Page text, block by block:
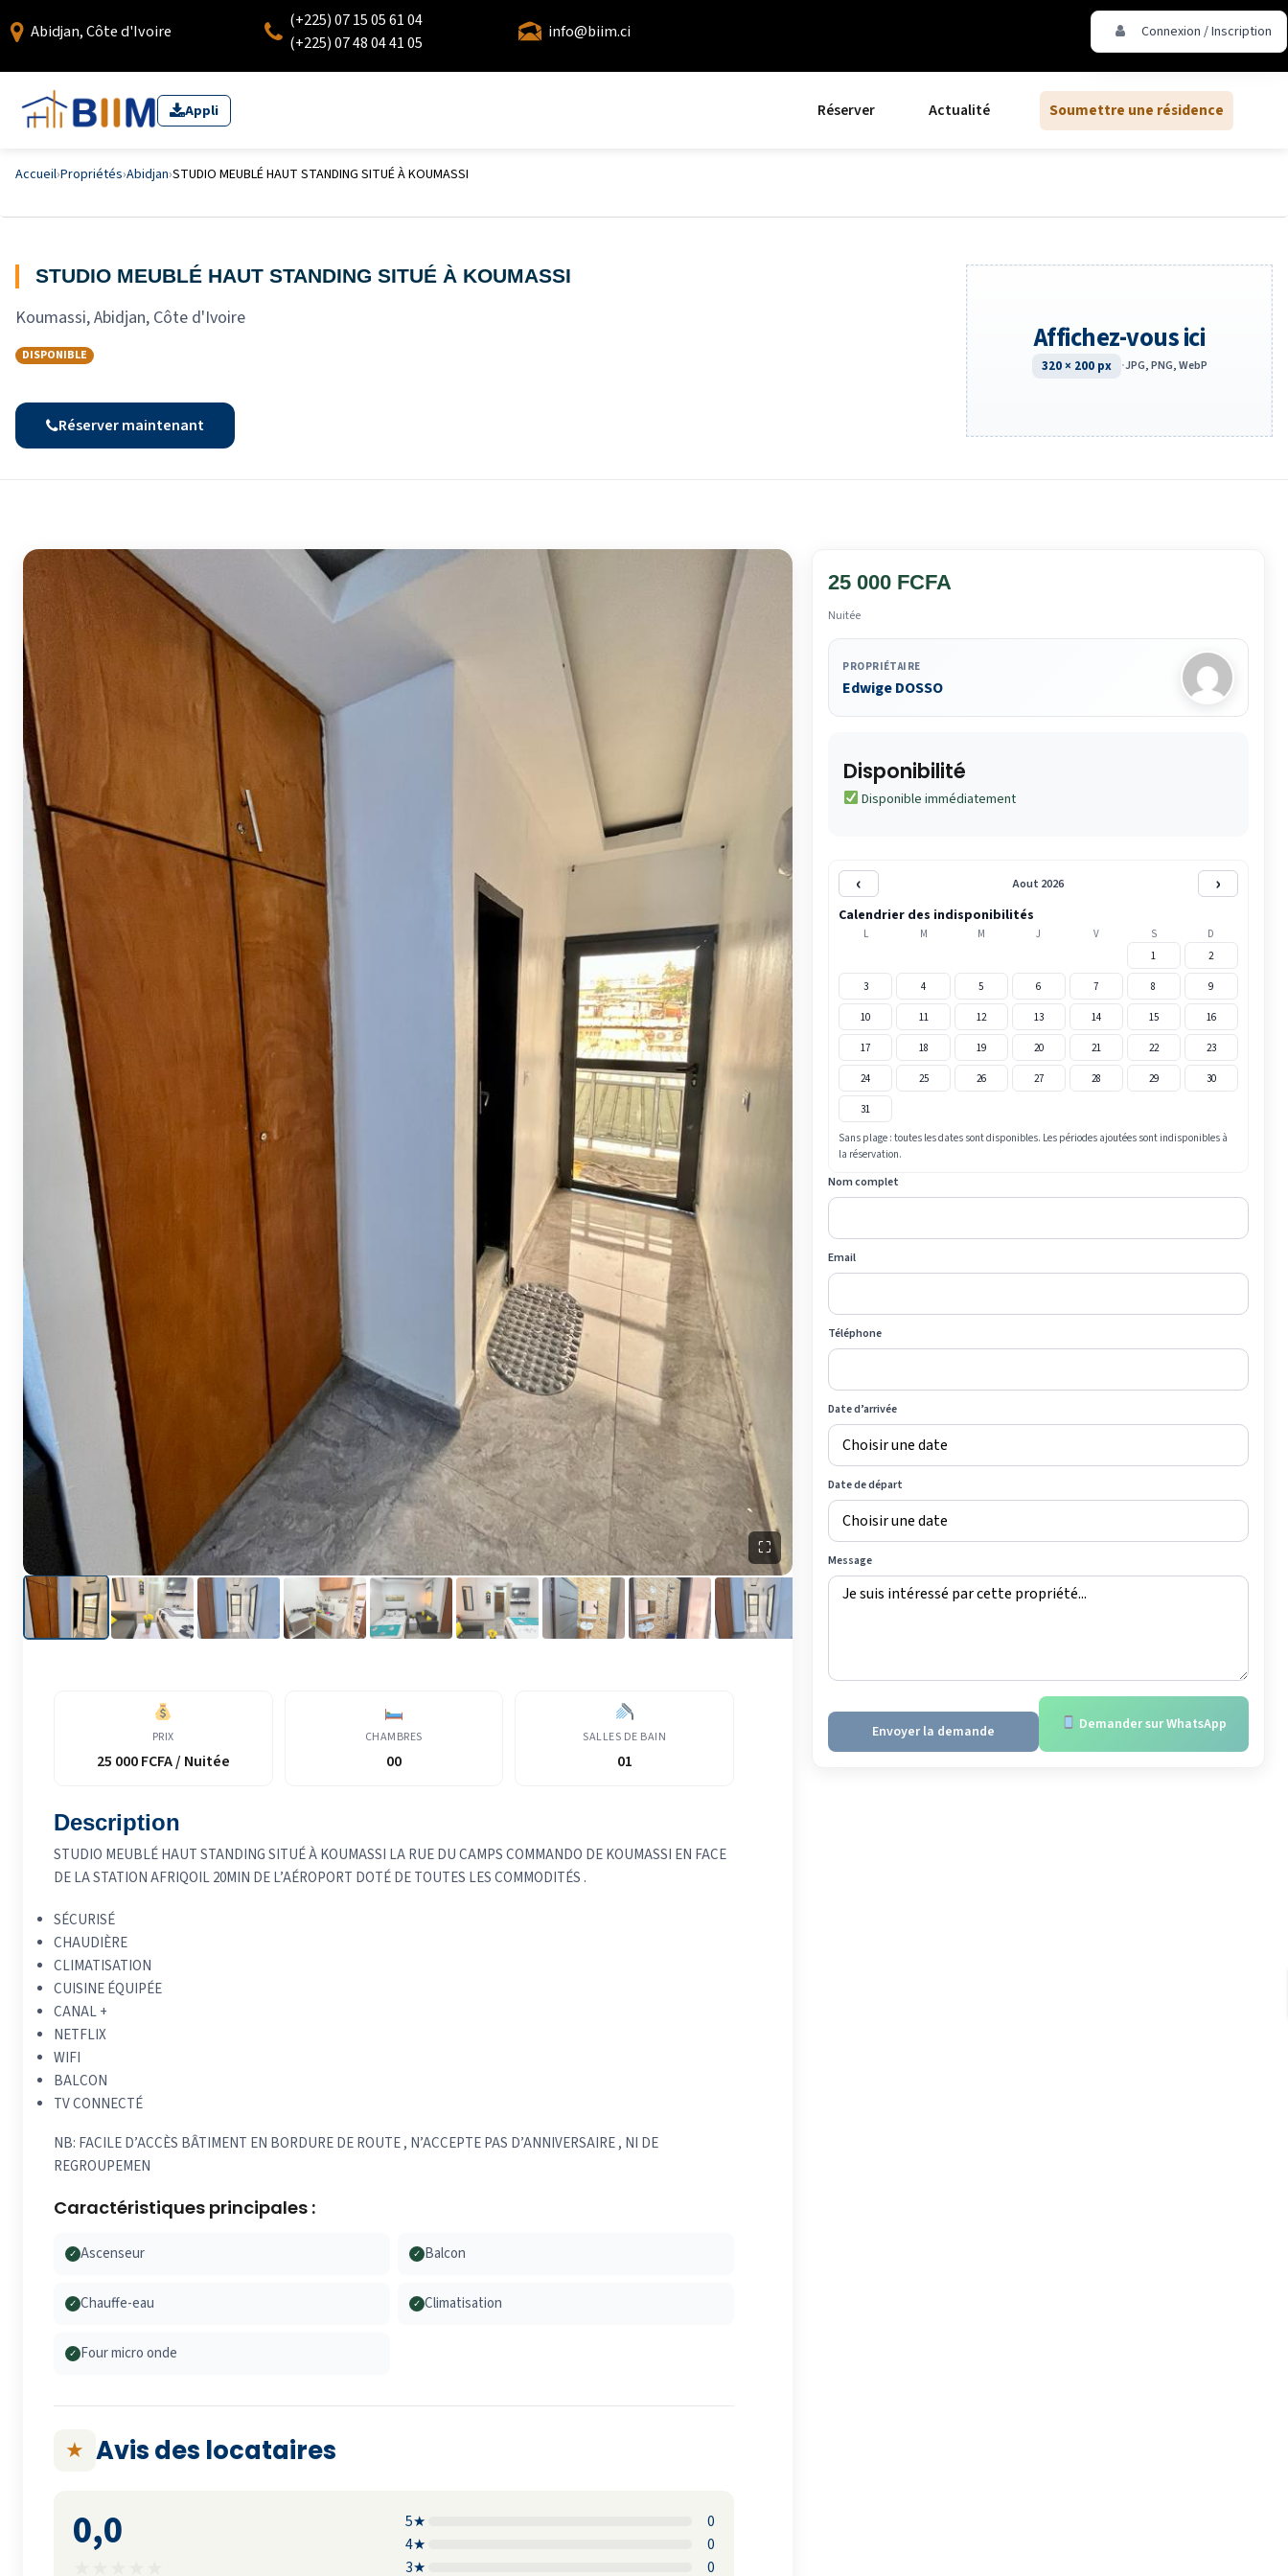
Abidjan, Côte d'Ivoire
(+225) 07 15 05 61 04
(+225) 07 48 04 41 05
info@biim.ci Connexion / Inscription
Appli Réserver Actualité Soumettre une résidence
Accueil›Propriétés›Abidjan›STUDIO MEUBLÉ HAUT STANDING SITUÉ À KOUMASSI
STUDIO MEUBLÉ HAUT STANDING SITUÉ À KOUMASSI
Koumassi, Abidjan, Côte d'Ivoire
DISPONIBLE
Réserver maintenant
Affichez-vous ici
320 × 200 px ·JPG, PNG, WebP
⛶
PRIX
25 000 FCFA / Nuitée
CHAMBRES
00
SALLES DE BAIN
01
Description
STUDIO MEUBLÉ HAUT STANDING SITUÉ À KOUMASSI LA RUE DU CAMPS COMMANDO DE KOUMASSI EN FACE
DE LA STATION AFRIQOIL 20MIN DE L’AÉROPORT DOTÉ DE TOUTES LES COMMODITÉS .
SÉCURISÉ
CHAUDIÈRE
CLIMATISATION
CUISINE ÉQUIPÉE
CANAL +
NETFLIX
WIFI
BALCON
TV CONNECTÉ
NB: FACILE D’ACCÈS BÂTIMENT EN BORDURE DE ROUTE , N’ACCEPTE PAS D’ANNIVERSAIRE , NI DE
REGROUPEMEN
Caractéristiques principales :
✓ Ascenseur ✓ Balcon
✓ Chauffe-eau ✓ Climatisation
✓ Four micro onde
★ Avis des locataires
0,0 5★
0
4★
0
3★
0
25 000 FCFA
Nuitée
PROPRIÉTAIRE
Edwige DOSSO
Disponibilité
Disponible immédiatement
‹ Aout 2026 ›
Calendrier des indisponibilités
L M M J V S
D
1
2
3 4 5 6 7 8 9
10 11 12 13 14 15 16
17 18 19 20 21 22 23
24 25 26 27 28 29 30
31
Sans plage : toutes les dates sont disponibles. Les périodes ajoutées sont indisponibles à
la réservation.
Nom complet
Email
Téléphone
Date d’arrivée
Date de départ
Message
Envoyer la demande Demander sur WhatsApp